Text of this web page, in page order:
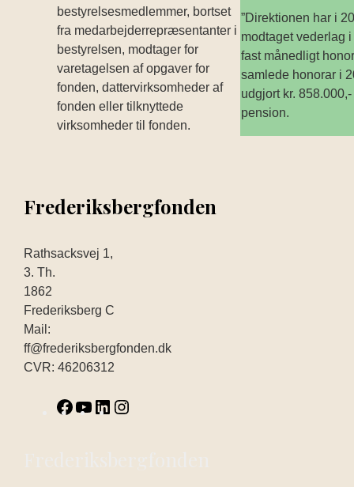
bestyrelsesmedlemmer, bortset
fra medarbejderrepræsentanter i
bestyrelsen, modtager for
varetagelsen af opgaver for
fonden, dattervirksomheder af
fonden eller tilknyttede
virksomheder til fonden.
”Direktionen har i
modtaget vederlag i
fast månedligt
samlede honorar i
udgjort kr.
pension.
Frederiksbergfonden
Rathsacksvej 1,
3. Th.
1862
Frederiksberg C
Mail:
ff@frederiksbergfonden.dk
CVR: 46206312